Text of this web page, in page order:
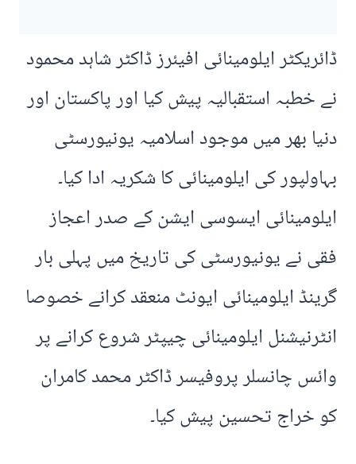
ڈائریکٹر ایلومینائی افیئرز ڈاکٹر شاہد محمود
نے خطبہ استقبالیہ پیش کیا اور پاکستان اور
دنیا بھر میں موجود اسلامیہ یونیورسٹی
بہاولپور کی ایلومینائی کا شکریہ ادا کیا۔
ایلومینائی ایسوسی ایشن کے صدر اعجاز
فقی نے یونیورسٹی کی تاریخ میں پہلی بار
گرینڈ ایلومینائی ایونٹ منعقد کرانے خصوصا
انٹرنیشنل ایلومینائی چیپٹر شروع کرانے پر
وائس چانسلر پروفیسر ڈاکٹر محمد کامران
کو خراج تحسین پیش کیا۔